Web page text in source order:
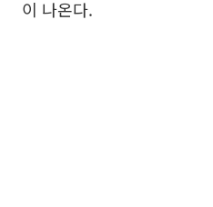
이 나온다.